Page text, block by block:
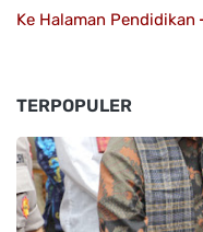
Ke Halaman Pendidikan
TERPOPULER